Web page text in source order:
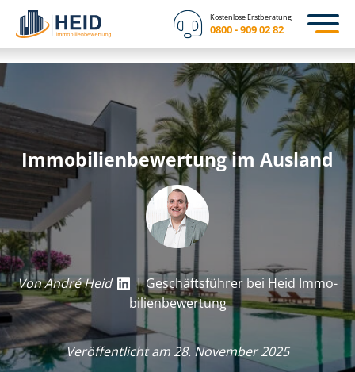
Kostenlose Erstberatung
0800 - 909 02 82
Im­mo­bi­li­en­be­wer­tung im Ausland
Von André Heid
| Geschäftsführer bei Heid Im­mo­
bi­li­en­be­wer­tung
Veröffentlicht am 28. November 2025